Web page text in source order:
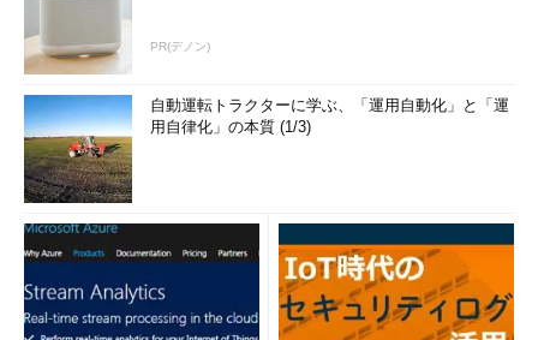
PR(デノン)
自動運転トラクターに学ぶ、「運用自動化」と「運
用自律化」の本質 (1/3)